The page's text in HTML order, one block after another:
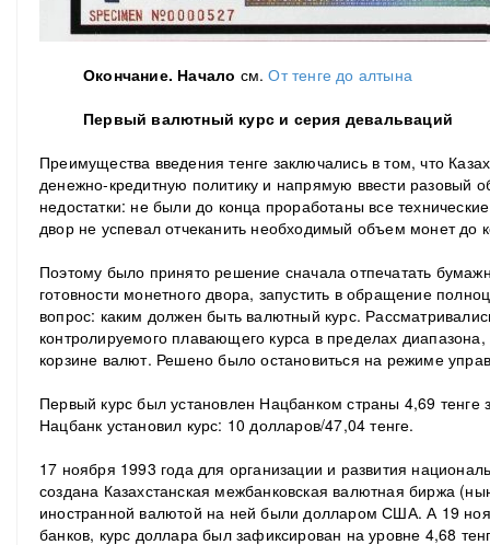
Окончание. Начало см.От тенге до алтына
Первый валютный курс и серия девальваций
Преимущества введения тенге заключались в том, что
денежно-кредитную политику и напрямую ввести разовый
недостатки: не были до конца проработаны все
двор не успевал отчеканить необходимый объем монет до
Поэтому было принято решение сначала отпечатать
готовности монетного двора, запустить в обращение
вопрос: каким должен быть валютный курс.
контролируемого плавающего курса в пределах
корзине валют. Решено было остановиться на режиме
Первый курс был установлен Нацбанком страны 4,69
Нацбанк установил курс: 10 долларов/47,04 тенге.
17 ноября 1993 года для организации и развития
создана Казахстанская межбанковская валютная биржа
иностранной валютой на ней были долларом США. А 19
банков, курс доллара был зафиксирован на уровне 4,68